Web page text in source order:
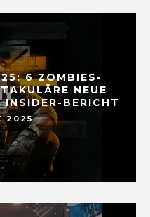
6 ZOMBIES-
NEUE
BERICHT
2025